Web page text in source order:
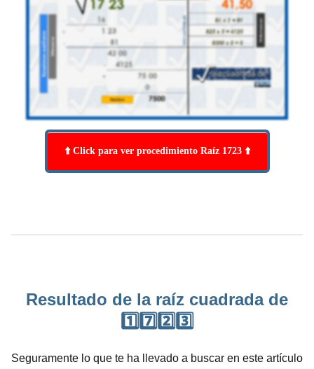
⬆️ Click para ver procedimiento Raíz 1723 ⬆️
Resultado de la raíz cuadrada de
1️⃣7️⃣2️⃣3️⃣
Seguramente lo que te ha llevado a buscar en este artículo